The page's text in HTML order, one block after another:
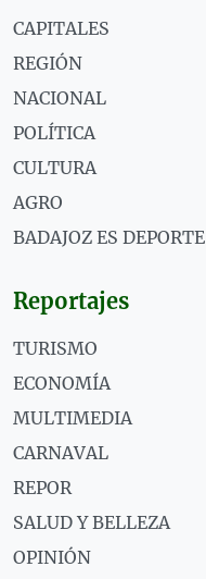
CAPITALES
REGIÓN
NACIONAL
POLÍTICA
CULTURA
AGRO
BADAJOZ ES DEPORTE
Reportajes
TURISMO
ECONOMÍA
MULTIMEDIA
CARNAVAL
REPOR
SALUD Y BELLEZA
OPINIÓN